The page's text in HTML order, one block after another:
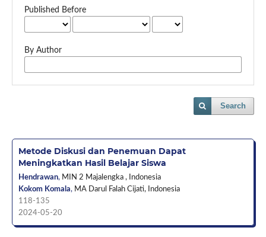
Published Before
By Author
Search
Metode Diskusi dan Penemuan Dapat
Meningkatkan Hasil Belajar Siswa
Hendrawan, MIN 2 Majalengka ,
Indonesia
Kokom Komala, MA Darul Falah Cijati,
Indonesia
118-135
2024-05-20